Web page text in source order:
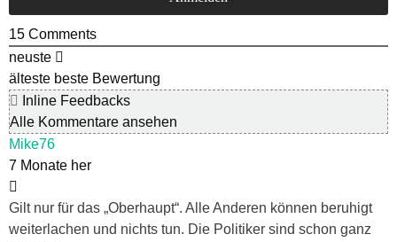
15 Comments
neuste
älteste beste Bewertung
Inline Feedbacks
Alle Kommentare ansehen
Mike76
7 Monate her
Gilt nur für das „Oberhaupt“. Alle Anderen können beruhigt
weiterlachen und nichts tun. Die Politiker sind schon ganz